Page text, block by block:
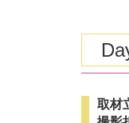
取材